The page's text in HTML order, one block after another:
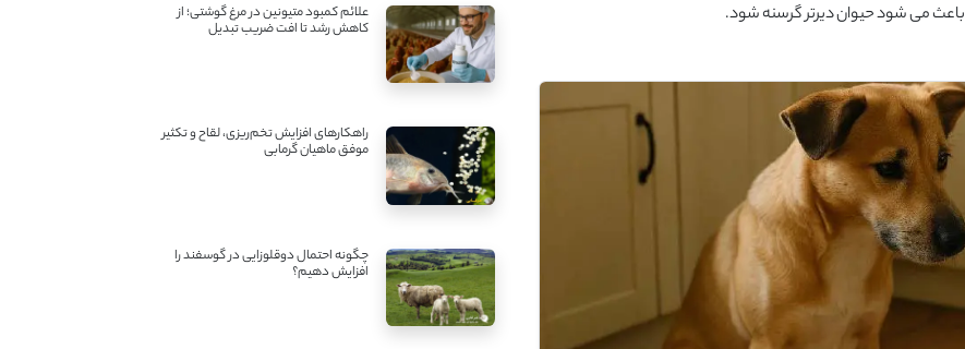
باعث می شود حیوان دیرتر گرسنه شود. علائم کمبود متیونین در مرغ گوشتی؛ از
کاهش رشد تا افت ضریب تبدیل
راهکارهای افزایش تخم‌ریزی، لقاح و تکثیر
موفق ماهیان گرمابی
چگونه احتمال دوقلوزایی در گوسفند را
افزایش دهیم؟